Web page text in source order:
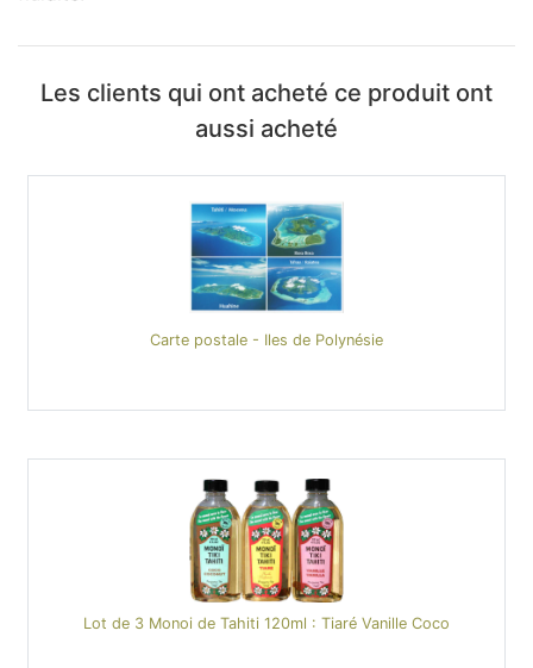
Les clients qui ont acheté ce produit ont
aussi acheté
Carte postale - Iles de Polynésie
Lot de 3 Monoi de Tahiti 120ml : Tiaré Vanille Coco